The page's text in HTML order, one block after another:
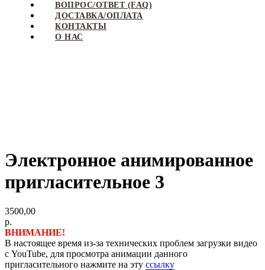
ВОПРОС/ОТВЕТ (FAQ)
ДОСТАВКА/ОПЛАТА
КОНТАКТЫ
О НАС
Электронное анимированное
пригласительное 3
3500,00
р.
ВНИМАНИЕ!
В настоящее время из-за технических проблем загрузки видео
с YouTube, для просмотра анимации данного
пригласительного нажмите на эту ссылку